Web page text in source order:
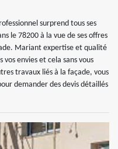
surprend tous ses
le 78200 à la vue de ses offres
Mariant expertise et qualité
envies et cela sans vous
travaux liés à la façade, vous
demander des devis détaillés